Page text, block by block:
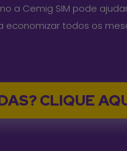
a Cemig SIM pode
economizar todos os
CLIQUE